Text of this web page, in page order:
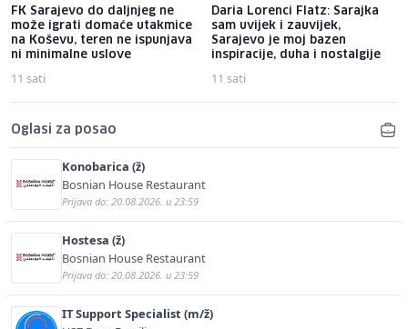
FK Sarajevo do daljnjeg ne
može igrati domaće utakmice
na Koševu, teren ne ispunjava
ni minimalne uslove
11 sati
Daria Lorenci Flatz: Sarajka
sam uvijek i zauvijek,
Sarajevo je moj bazen
inspiracije, duha i nostalgije
11 sati
Oglasi za posao
Konobarica (ž)
Bosnian House Restaurant
Prijava do: 20.08.2026. u 23:59
Hostesa (ž)
Bosnian House Restaurant
Prijava do: 20.08.2026. u 23:59
IT Support Specialist (m/ž)